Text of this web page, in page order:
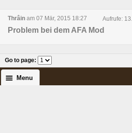
Thrâin am 07 Mär, 2015 18:27 Aufrufe:
Problem bei dem AFA Mod
Go to page:
Menu